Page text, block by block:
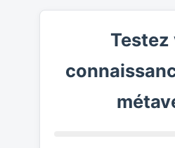
Testez